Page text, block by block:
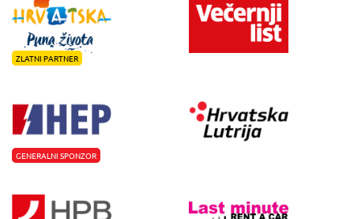
ZLATNI PARTNER
GENERALNI SPONZOR